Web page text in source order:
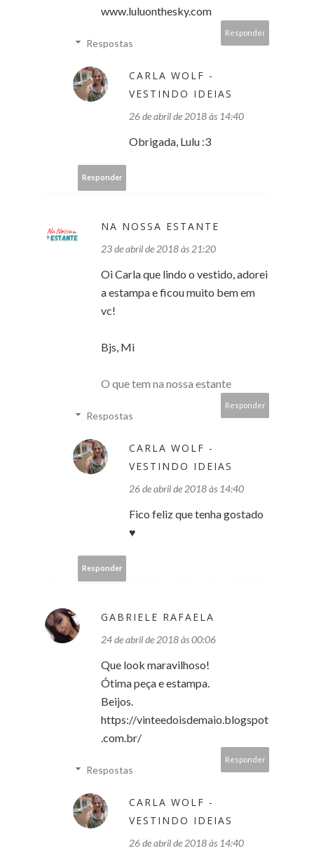
www.luluonthesky.com
Responder
Respostas
CARLA WOLF -
VESTINDO IDEIAS
26 de abril de 2018 às 14:40
Obrigada, Lulu :3
Responder
NA NOSSA ESTANTE
23 de abril de 2018 às 21:20
Oi Carla que lindo o vestido, adorei
a estampa e ficou muito bem em
vc!
Bjs, Mi
O que tem na nossa estante
Responder
Respostas
CARLA WOLF -
VESTINDO IDEIAS
26 de abril de 2018 às 14:40
Fico feliz que tenha gostado
♥
Responder
GABRIELE RAFAELA
24 de abril de 2018 às 00:06
Que look maravilhoso!
Ótima peça e estampa.
Beijos.
https://vinteedoisdemaio.blogspot
.com.br/
Responder
Respostas
CARLA WOLF -
VESTINDO IDEIAS
26 de abril de 2018 às 14:40